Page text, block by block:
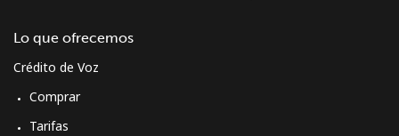
Lo que ofrecemos
Crédito de Voz
Comprar
Tarifas